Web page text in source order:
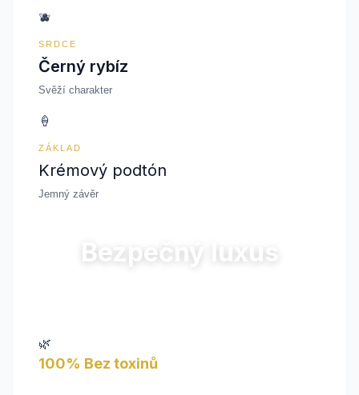
🫐
SRDCE
Černý rybíz
Svěží charakter
🍦
ZÁKLAD
Krémový podtón
Jemný závěr
Bezpečný luxus
🌿
100% Bez toxinů